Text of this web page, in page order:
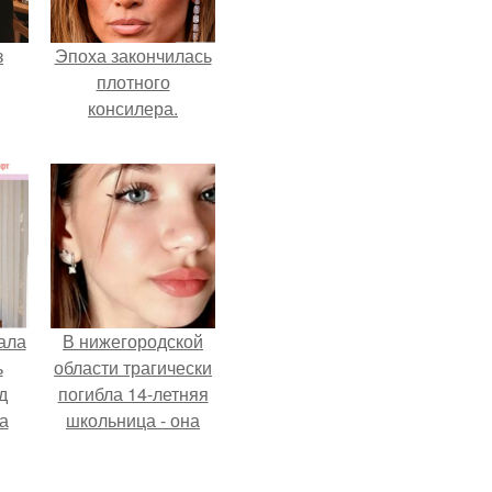
Эпоха закончилась
плотного
консилера.
В нижегородской
области трагически
погибла 14-летняя
школьница - она